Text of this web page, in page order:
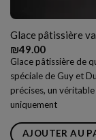
Glace pâtissière
₪49.00
Glace pâtissière de
spéciale de Guy et
précises, un
uniquement
AJOUTER AU